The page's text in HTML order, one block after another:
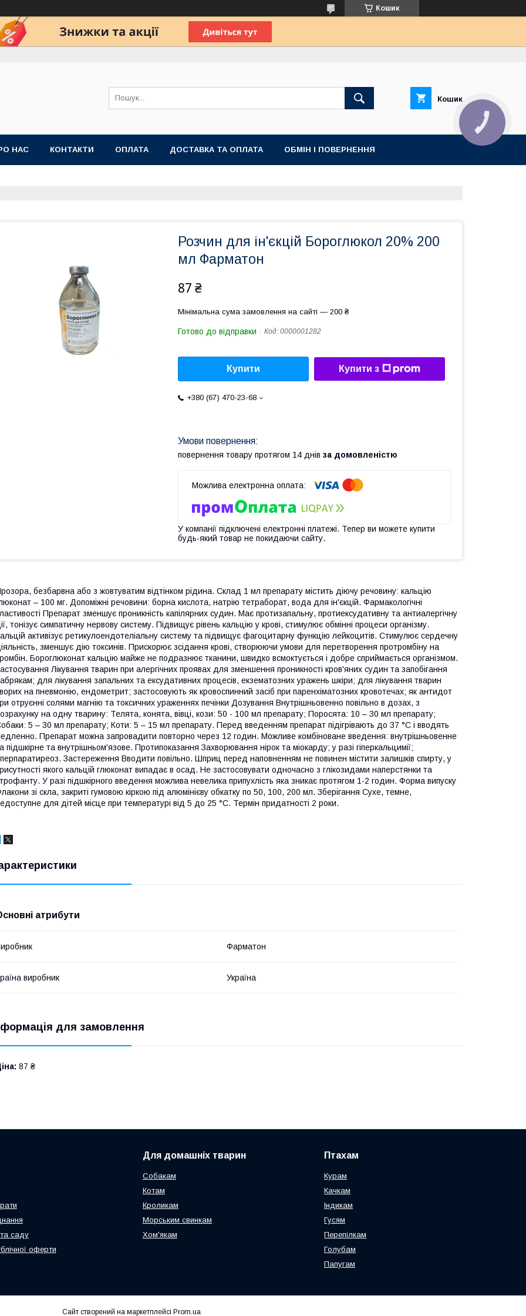
Кошик
Кошик
НАС КОНТАКТИ ОПЛАТА ДОСТАВКА ТА ОПЛАТА ОБМІН І ПОВЕРНЕННЯ
Розчин для ін'єкцій Бороглюкол 20% 200
мл Фарматон
87 ₴
Мінімальна сума замовлення на сайті — 200 ₴
Готово до відправки Код: 0000001282
Купити Купити з
+380 (67) 470-23-68
повернення товару протягом 14 днів за домовленістю
У компанії підключені електронні платежі. Тепер ви можете купити
будь-який товар не покидаючи сайту.
безбарвна або з жовтуватим відтінком рідина. Склад 1 мл препарату містить діючу речовину: кальцію
– 100 мг. Допоміжні речовини: борна кислота, натрію тетраборат, вода для ін'єкцій. Фармакологічні
Препарат зменшує проникність капілярних судин. Має протизапальну, протиексудативну та антиалергічну
тонізує симпатичну нервову систему. Підвищує рівень кальцію у крові, стимулює обмінні процеси організму.
активізує ретикулоендотеліальну систему та підвищує фагоцитарну функцію лейкоцитів. Стимулює сердечну
зменшує дію токсинів. Прискорює зсідання крові, створюючи умови для перетворення протромбіну на
Бороглюконат кальцію майже не подразнює тканини, швидко всмоктується і добре сприймається організмом.
Лікування тварин при алергічних проявах для зменшення проникності кров'яних судин та запобігання
для лікування запальних та ексудативних процесів, екзематозних уражень шкіри; для лікування тварин
на пневмонію, ендометрит; застосовують як кровоспинний засіб при паренхіматозних кровотечах; як антидот
отруєнні солями магнію та токсичних ураженнях печінки Дозування Внутрішньовенно повільно в дозах, з
на одну тварину: Телята, конята, вівці, кози: 50 - 100 мл препарату; Поросята: 10 – 30 мл препарату;
5 – 30 мл препарату; Коти: 5 – 15 мл препарату. Перед введенням препарат підігрівають до 37 °С і вводять
Препарат можна запровадити повторно через 12 годин. Можливе комбіноване введення: внутрішньовенне
підшкірне та внутрішньом'язове. Протипоказання Захворювання нірок та міокарду; у разі гіперкальцимії;
Застереження Вводити повільно. Шприц перед наповненням не повинен містити залишків спирту, у
якого кальцій глюконат випадає в осад. Не застосовувати одночасно з глікозидами наперстянки та
У разі підшкірного введення можлива невелика припухлість яка зникає протягом 1-2 годин. Форма випуску
зі скла, закриті гумовою кіркою під алюмінієву обкатку по 50, 100, 200 мл. Зберiгання Сухе, темне,
для дітей місце при температурі від 5 до 25 °С. Термін придатності 2 роки.
атрибути
Фарматон
виробник Україна
для замовлення
87 ₴
саду
оферти
Для домашніх тварин
Собакам
Котам
Кроликам
Морським свинкам
Хом'якам
Птахам
Курам
Качкам
Індикам
Гусям
Перепілкам
Голубам
Папугам
Сайт створений на маркетплейсі Prom.ua
КНОПКА
ЗВ'ЯЗКУ